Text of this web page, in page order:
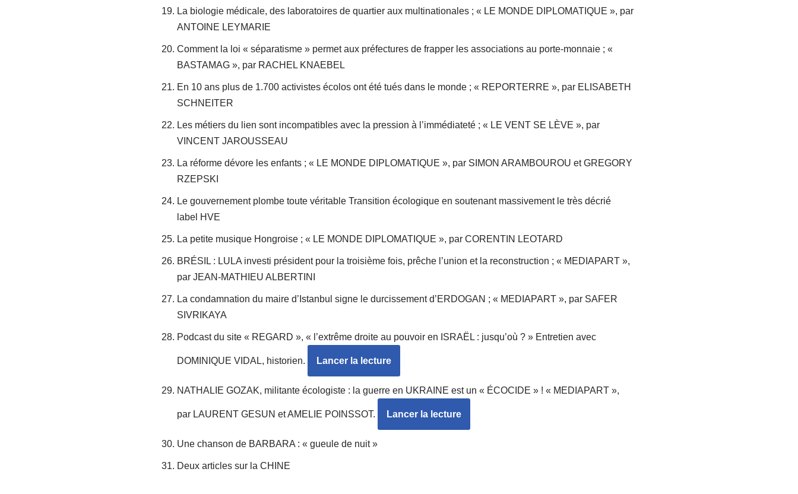
La biologie médicale, des laboratoires de quartier aux multinationales ; « LE MONDE DIPLOMATIQUE », par
ANTOINE LEYMARIE
Comment la loi « séparatisme » permet aux préfectures de frapper les associations au porte-monnaie ; «
BASTAMAG », par RACHEL KNAEBEL
En 10 ans plus de 1.700 activistes écolos ont été tués dans le monde ; « REPORTERRE », par ELISABETH
SCHNEITER
Les métiers du lien sont incompatibles avec la pression à l’immédiateté ; « LE VENT SE LÈVE », par
VINCENT JAROUSSEAU
La réforme dévore les enfants ; « LE MONDE DIPLOMATIQUE », par SIMON ARAMBOUROU et GREGORY
RZEPSKI
Le gouvernement plombe toute véritable Transition écologique en soutenant massivement le très décrié
label HVE
La petite musique Hongroise ; « LE MONDE DIPLOMATIQUE », par CORENTIN LEOTARD
BRÉSIL : LULA investi président pour la troisième fois, prêche l’union et la reconstruction ; « MEDIAPART »,
par JEAN-MATHIEU ALBERTINI
La condamnation du maire d’Istanbul signe le durcissement d’ERDOGAN ; « MEDIAPART », par SAFER
SIVRIKAYA
Podcast du site « REGARD », « l’extrême droite au pouvoir en ISRAËL : jusqu’où ? » Entretien avec
DOMINIQUE VIDAL, historien. Lancer la lecture
NATHALIE GOZAK, militante écologiste : la guerre en UKRAINE est un « ÉCOCIDE » ! « MEDIAPART »,
par LAURENT GESUN et AMELIE POINSSOT. Lancer la lecture
Une chanson de BARBARA : « gueule de nuit »
Deux articles sur la CHINE